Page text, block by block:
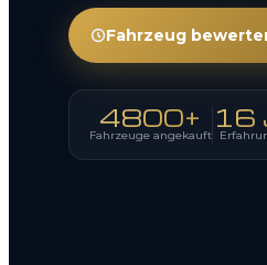
Fahrzeug
4800+
Fahrzeuge angekauft
16